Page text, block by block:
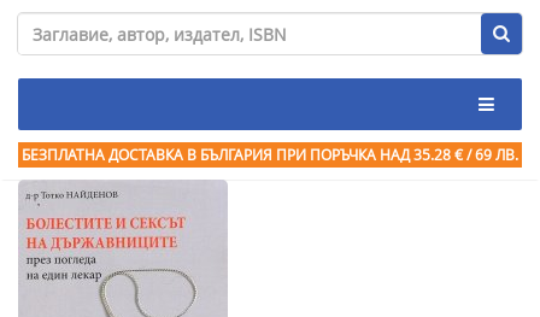
БЕЗПЛАТНА ДОСТАВКА В БЪЛГАРИЯ ПРИ ПОРЪЧКА НАД 35.28 € / 69 ЛВ.